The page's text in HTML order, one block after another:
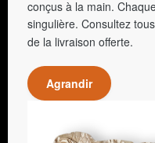
conçus à la main.
singulière. Consultez
de la livraison offerte.
Agrandir